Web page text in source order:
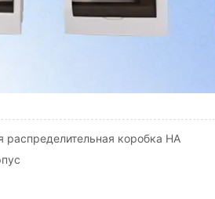
распределительная коробка HA